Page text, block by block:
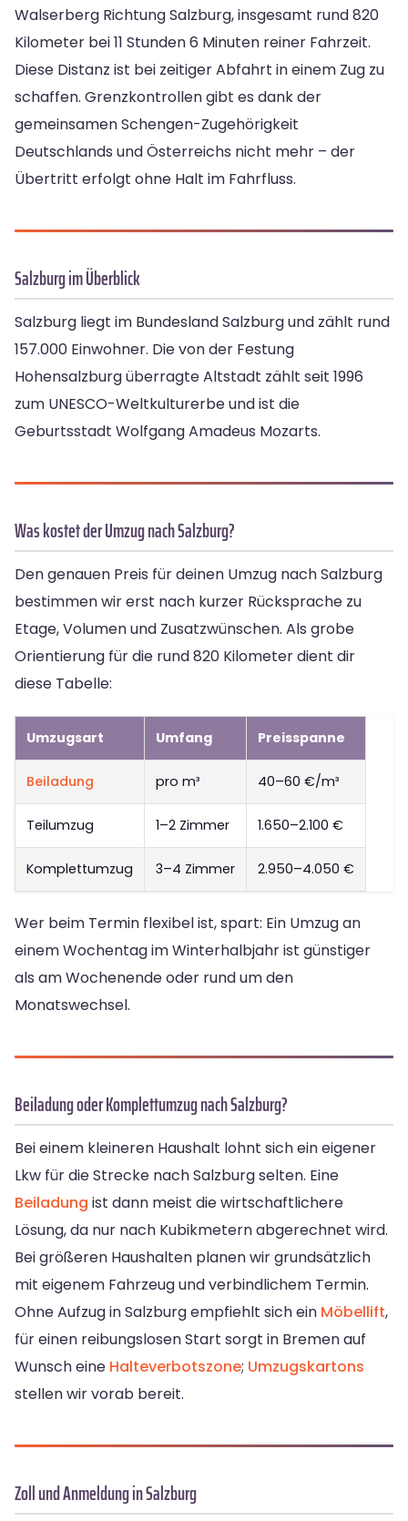
Walserberg Richtung Salzburg, insgesamt rund 820
Kilometer bei 11 Stunden 6 Minuten reiner Fahrzeit.
Diese Distanz ist bei zeitiger Abfahrt in einem Zug zu
schaffen. Grenzkontrollen gibt es dank der
gemeinsamen Schengen-Zugehörigkeit
Deutschlands und Österreichs nicht mehr – der
Übertritt erfolgt ohne Halt im Fahrfluss.
Salzburg im Überblick
Salzburg liegt im Bundesland Salzburg und zählt rund
157.000 Einwohner. Die von der Festung
Hohensalzburg überragte Altstadt zählt seit 1996
zum UNESCO-Weltkulturerbe und ist die
Geburtsstadt Wolfgang Amadeus Mozarts.
Was kostet der Umzug nach Salzburg?
Den genauen Preis für deinen Umzug nach Salzburg
bestimmen wir erst nach kurzer Rücksprache zu
Etage, Volumen und Zusatzwünschen. Als grobe
Orientierung für die rund 820 Kilometer dient dir
diese Tabelle:
Umzugsart Umfang Preisspanne
Beiladung pro m³ 40–60 €/m³
Teilumzug 1–2 Zimmer 1.650–2.100 €
Komplettumzug 3–4 Zimmer 2.950–4.050 €
Wer beim Termin flexibel ist, spart: Ein Umzug an
einem Wochentag im Winterhalbjahr ist günstiger
als am Wochenende oder rund um den
Monatswechsel.
Beiladung oder Komplettumzug nach Salzburg?
Bei einem kleineren Haushalt lohnt sich ein eigener
Lkw für die Strecke nach Salzburg selten. Eine
Beiladung ist dann meist die wirtschaftlichere
Lösung, da nur nach Kubikmetern abgerechnet wird.
Bei größeren Haushalten planen wir grundsätzlich
mit eigenem Fahrzeug und verbindlichem Termin.
Ohne Aufzug in Salzburg empfiehlt sich ein Möbellift,
für einen reibungslosen Start sorgt in Bremen auf
Wunsch eine Halteverbotszone; Umzugskartons
stellen wir vorab bereit.
Zoll und Anmeldung in Salzburg